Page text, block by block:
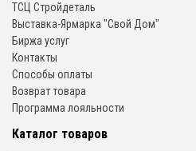
ТСЦ Стройдеталь
Выставка-Ярмарка "Свой Дом"
Биржа услуг
Контакты
Способы оплаты
Возврат товара
Программа лояльности
Каталог товаров